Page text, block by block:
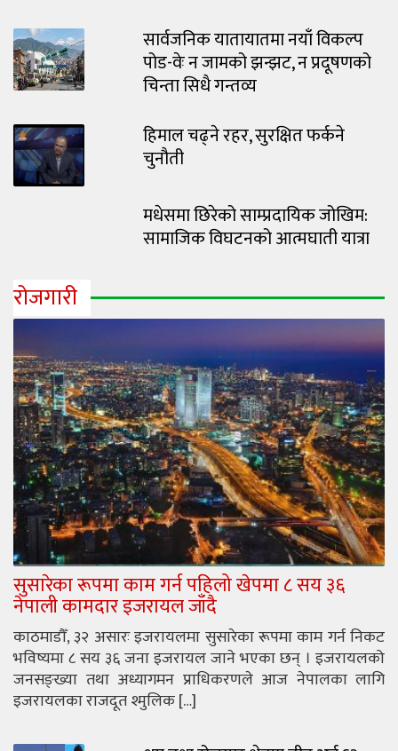
सार्वजनिक यातायातमा नयाँ विकल्प
पोड-वेः न जामको झन्झट, न प्रदूषणको
चिन्ता सिधै गन्तव्य
हिमाल चढ्ने रहर, सुरक्षित फर्कने
चुनौती
मधेसमा छिरेको साम्प्रदायिक जोखिम:
सामाजिक विघटनको आत्मघाती यात्रा
रोजगारी
सुसारेका रूपमा काम गर्न पहिलो खेपमा ८ सय ३६
नेपाली कामदार इजरायल जाँदै
काठमाडौँ, ३२ असारः इजरायलमा सुसारेका रूपमा काम गर्न निकट
भविष्यमा ८ सय ३६ जना इजरायल जाने भएका छन् । इजरायलको
जनसङ्ख्या तथा अध्यागमन प्राधिकरणले आज नेपालका लागि
इजरायलका राजदूत श्मुलिक […]